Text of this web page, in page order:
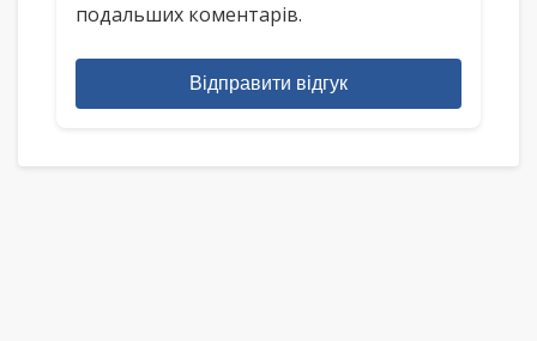
подальших коментарів.
Відправити відгук